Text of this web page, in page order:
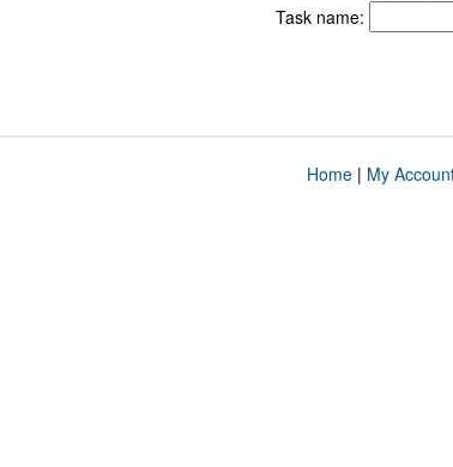
Task name:
Home| My